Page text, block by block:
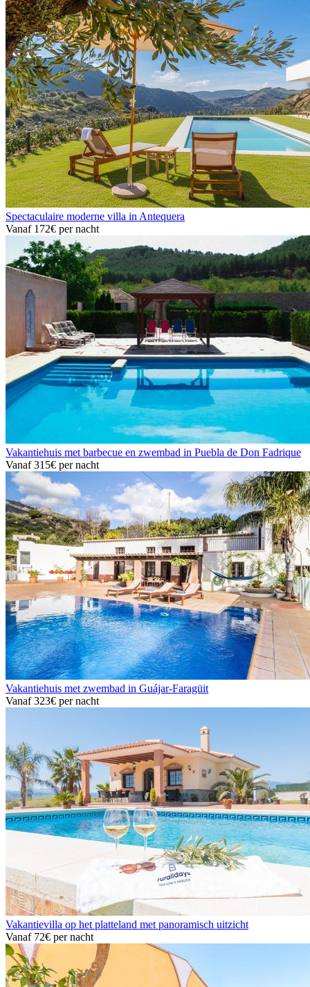
Spectaculaire moderne villa in Antequera
Vanaf 172€ per nacht
Vakantiehuis met barbecue en zwembad in Puebla de Don Fadrique
Vanaf315€ per nacht
Vakantiehuis met zwembad in Guájar-Faragüit
Vanaf323€ per nacht
Vakantievilla op het platteland met panoramisch uitzicht
Vanaf 72€ per nacht